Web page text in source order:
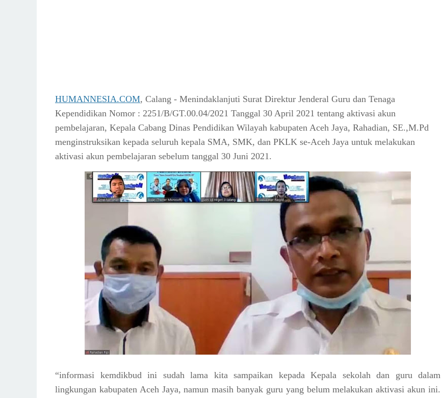
HUMANNESIA.COM, Calang - Menindaklanjuti Surat Direktur Jenderal Guru dan Tenaga
Kependidikan Nomor : 2251/B/GT.00.04/2021 Tanggal 30 April 2021 tentang aktivasi akun
pembelajaran, Kepala Cabang Dinas Pendidikan Wilayah kabupaten Aceh Jaya, Rahadian, SE.,M.Pd
menginstruksikan kepada seluruh kepala SMA, SMK, dan PKLK se-Aceh Jaya untuk melakukan
aktivasi akun pembelajaran sebelum tanggal 30 Juni 2021.
“informasi kemdikbud ini sudah lama kita sampaikan kepada Kepala sekolah dan guru dalam
lingkungan kabupaten Aceh Jaya, namun masih banyak guru yang belum melakukan aktivasi akun ini.